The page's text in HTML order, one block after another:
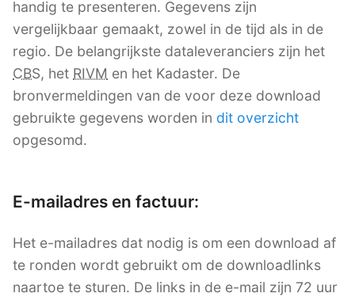
handig te presenteren. Gegevens zijn
vergelijkbaar gemaakt, zowel in de tijd als in de
regio. De belangrijkste dataleveranciers zijn het
CBS, het RIVM en het Kadaster. De
bronvermeldingen van de voor deze download
gebruikte gegevens worden in dit overzicht
opgesomd.
E-mailadres en factuur:
Het e-mailadres dat nodig is om een download af
te ronden wordt gebruikt om de downloadlinks
naartoe te sturen. De links in de e-mail zijn 72 uur